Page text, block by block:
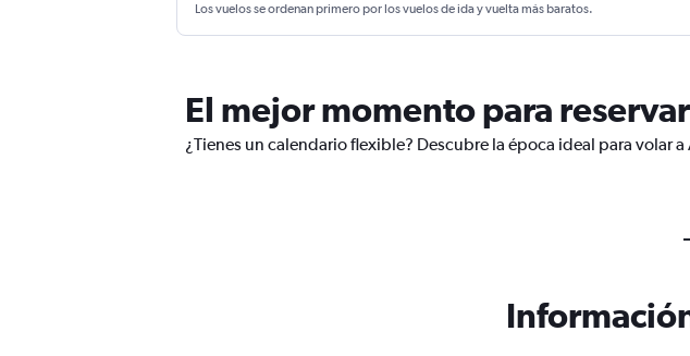
Los vuelos se ordenan primero por los vuelos de ida y vuelta más baratos.
El mejor momento para
¿Tienes un calendario flexible? Descubre la época ideal para